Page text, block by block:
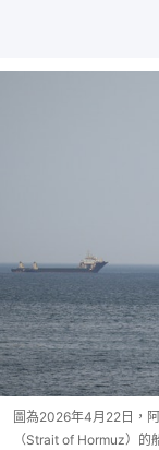
圖為2026年4月22日，
（Strait of Hormuz）的